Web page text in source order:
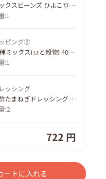
ミックスビーンズ ひよこ豆/青えんどう/赤いんげん豆 50g｜サラダクラブ
:1
ピング②
10種ミックス(豆と穀物) 40g｜サラダクラブ
:1
ッシング
黒酢たまねぎドレッシング 25ml｜キユーピー
:2
722 円
ートに入れる